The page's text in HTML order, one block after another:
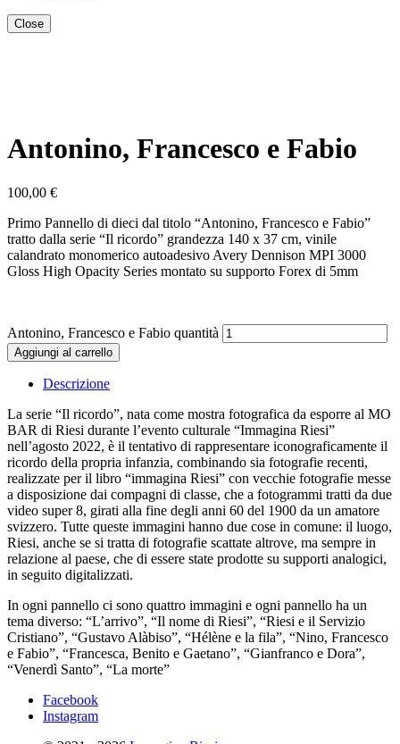
Close
Antonino, Francesco e Fabio
100,00 €
Primo Pannello di dieci dal titolo “Antonino, Francesco e Fabio”
tratto dalla serie “Il ricordo” grandezza 140 x 37 cm, vinile
calandrato monomerico autoadesivo Avery Dennison MPI 3000
Gloss High Opacity Series montato su supporto Forex di 5mm
Antonino, Francesco e Fabio quantità
Aggiungi al carrello
Descrizione
La serie “Il ricordo”, nata come mostra fotografica da esporre al MO
BAR di Riesi durante l’evento culturale “Immagina Riesi”
nell’agosto 2022, è il tentativo di rappresentare iconograficamente il
ricordo della propria infanzia, combinando sia fotografie recenti,
realizzate per il libro “immagina Riesi” con vecchie fotografie messe
a disposizione dai compagni di classe, che a fotogrammi tratti da due
video super 8, girati alla fine degli anni 60 del 1900 da un amatore
svizzero. Tutte queste immagini hanno due cose in comune: il luogo,
Riesi, anche se si tratta di fotografie scattate altrove, ma sempre in
relazione al paese, che di essere state prodotte su supporti analogici,
in seguito digitalizzati.
In ogni pannello ci sono quattro immagini e ogni pannello ha un
tema diverso: “L’arrivo”, “Il nome di Riesi”, “Riesi e il Servizio
Cristiano”, “Gustavo Alàbiso”, “Hélène e la fila”, “Nino, Francesco
e Fabio”, “Francesca, Benito e Gaetano”, “Gianfranco e Dora”,
“Venerdì Santo”, “La morte”
Facebook
Instagram